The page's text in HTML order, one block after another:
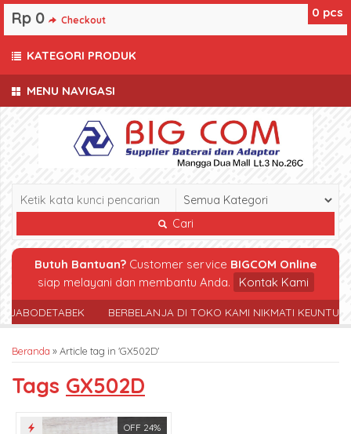
MENU NAVIGASI
Cari
Butuh Bantuan? Customer service BIGCOM Online
siap melayani dan membantu Anda.
Kontak Kami
JABODETABEK BERBELANJA DI TOKO KAMI NIKMATI
Beranda »Article tag in 'GX502D'
Tags GX502D
OFF 24%
0 pcs
Rp 0 Checkout
KATEGORI PRODUK